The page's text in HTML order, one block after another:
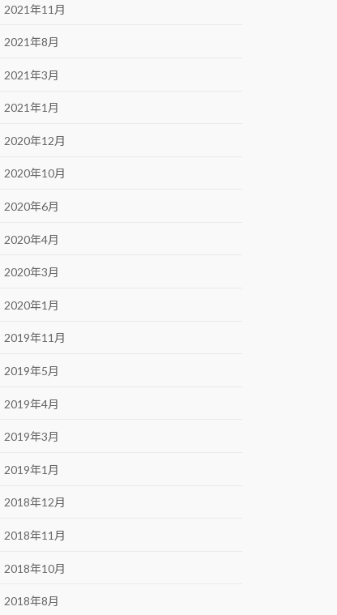
2021年11月
2021年8月
2021年3月
2021年1月
2020年12月
2020年10月
2020年6月
2020年4月
2020年3月
2020年1月
2019年11月
2019年5月
2019年4月
2019年3月
2019年1月
2018年12月
2018年11月
2018年10月
2018年8月